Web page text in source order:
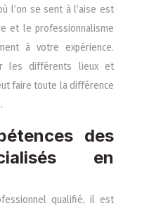
l’on se sent à l’aise est
et le professionnalisme
à votre expérience.
les différents lieux et
faire toute la différence
des
en
qualifié, il est